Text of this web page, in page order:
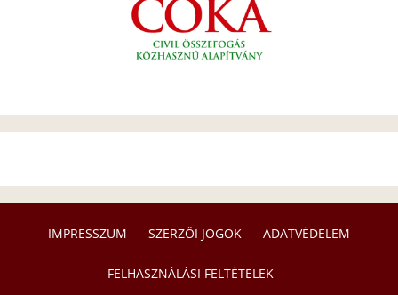
IMPRESSZUM SZERZŐI JOGOK ADATVÉDELEM
FELHASZNÁLÁSI FELTÉTELEK